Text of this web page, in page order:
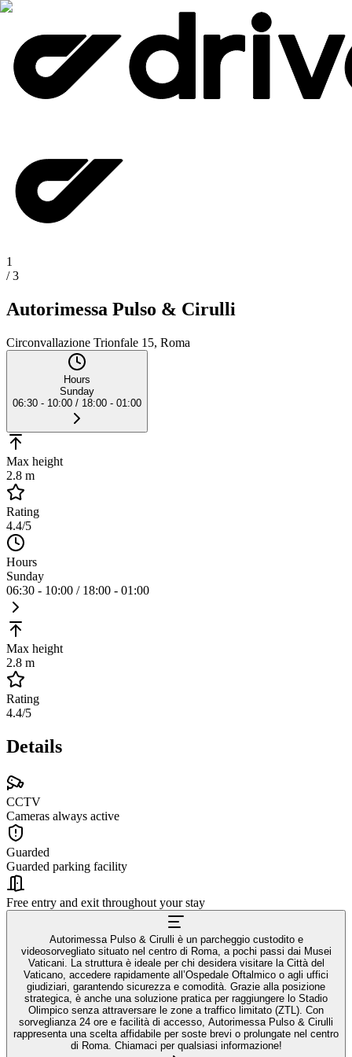
1
/3
Autorimessa Pulso & Cirulli
Circonvallazione Trionfale 15, Roma
Hours
Sunday
06:30 - 10:00 / 18:00 - 01:00
Max height
2.8 m
Rating
4.4/5
Hours
Sunday
06:30 - 10:00 / 18:00 - 01:00
Max height
2.8 m
Rating
4.4/5
Details
CCTV
Cameras always active
Guarded
Guarded parking facility
Free entry and exit throughout your stay
Autorimessa Pulso & Cirulli è un parcheggio custodito e
videosorvegliato situato nel centro di Roma, a pochi passi dai Musei
Vaticani. La struttura è ideale per chi desidera visitare la Città del
Vaticano, accedere rapidamente all’Ospedale Oftalmico o agli uffici
giudiziari, garantendo sicurezza e comodità. Grazie alla posizione
strategica, è anche una soluzione pratica per raggiungere lo Stadio
Olimpico senza attraversare le zone a traffico limitato (ZTL). Con
sorveglianza 24 ore e facilità di accesso, Autorimessa Pulso & Cirulli
rappresenta una scelta affidabile per soste brevi o prolungate nel centro
di Roma. Chiamaci per qualsiasi informazione!